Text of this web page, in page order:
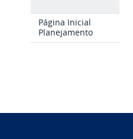
Página Inicial
Planejamento